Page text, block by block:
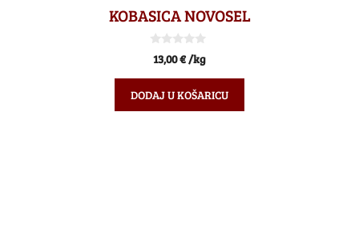
KOBASICA NOVOSEL
0
o13,00€/kg
DODAJ U KOŠARICU